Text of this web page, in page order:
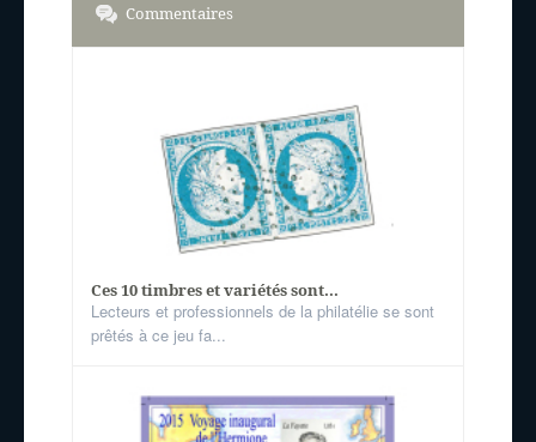
Commentaires
Ces 10 timbres et variétés sont...
Lecteurs et professionnels de la philatélie se sont
prêtés à ce jeu fa...